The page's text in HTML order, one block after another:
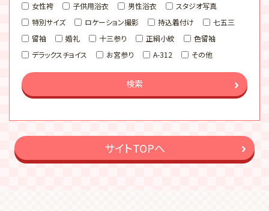
女性袴
子供用浴衣 男性浴衣
スタジオ写真
特別サイズ
ロケーション撮影 持込着付け
七五三
留袖
婚礼 十三参り 正絹小紋
色留袖
デラックスチョイス
お宮参り A-312 その他
検索
サイトTOPへ